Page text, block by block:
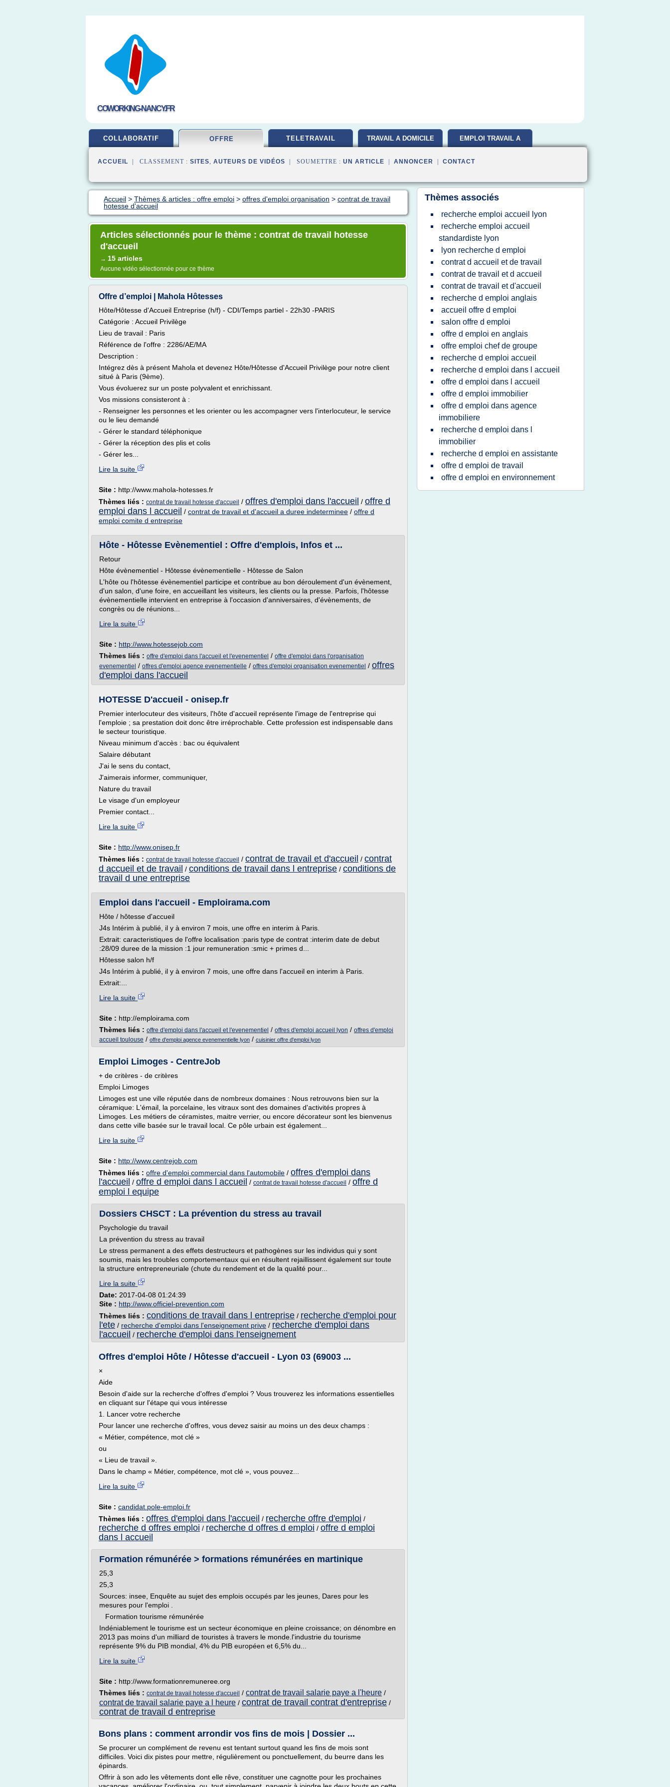
COWORKING-NANCY.FR
COLLABORATIF OFFRE TELETRAVAIL TRAVAIL A DOMICILE EMPLOI TRAVAIL A
ACCUEIL | CLASSEMENT : SITES, AUTEURS DE VIDÉOS | SOUMETTRE : UN ARTICLE ANNONCER CONTACT
Accueil > Thèmes & articles : offre emploi > offres d'emploi organisation > contrat de travail
hotesse d'accueil
Articles sélectionnés pour le thème : contrat de travail hotesse
d'accueil
→ 15 articles
Aucune vidéo sélectionnée pour ce thème
Offre d’emploi | Mahola Hôtesses
Hôte/Hôtesse d'Accueil Entreprise (h/f) - CDI/Temps partiel - 22h30 -PARIS
Catégorie : Accueil Privilège
Lieu de travail : Paris
Référence de l'offre : 2286/AE/MA
Description :
Intégrez dès à présent Mahola et devenez Hôte/Hôtesse d'Accueil Privilège pour notre client
situé à Paris (9ème).
Vous évoluerez sur un poste polyvalent et enrichissant.
Vos missions consisteront à :
- Renseigner les personnes et les orienter ou les accompagner vers l'interlocuteur, le service
ou le lieu demandé
- Gérer le standard téléphonique
- Gérer la réception des plis et colis
- Gérer les...
Lire la suite
Site : http://www.mahola-hotesses.fr
Thèmes liés : contrat de travail hotesse d'accueil / offres d'emploi dans l'accueil / offre d
emploi dans l accueil / contrat de travail et d'accueil a duree indeterminee / offre d
emploi comite d entreprise
Hôte - Hôtesse Evènementiel : Offre d'emplois, Infos et ...
Retour
Hôte évènementiel - Hôtesse évènementielle - Hôtesse de Salon
L'hôte ou l'hôtesse évènementiel participe et contribue au bon déroulement d'un évènement,
d'un salon, d'une foire, en accueillant les visiteurs, les clients ou la presse. Parfois, l'hôtesse
évènementielle intervient en entreprise à l'occasion d'anniversaires, d'évènements, de
congrès ou de réunions...
Lire la suite
Site : http://www.hotessejob.com
Thèmes liés : offre d'emploi dans l'accueil et l'evenementiel / offre d'emploi dans l'organisation
evenementiel / offres d'emploi agence evenementielle / offres d'emploi organisation evenementiel / offres
d'emploi dans l'accueil
HOTESSE D'accueil - onisep.fr
Premier interlocuteur des visiteurs, l'hôte d'accueil représente l'image de l'entreprise qui
l'emploie ; sa prestation doit donc être irréprochable. Cette profession est indispensable dans
le secteur touristique.
Niveau minimum d'accès : bac ou équivalent
Salaire débutant
J'ai le sens du contact,
J'aimerais informer, communiquer,
Nature du travail
Le visage d'un employeur
Premier contact...
Lire la suite
Site : http://www.onisep.fr
Thèmes liés : contrat de travail hotesse d'accueil / contrat de travail et d'accueil / contrat
d accueil et de travail / conditions de travail dans l entreprise / conditions de
travail d une entreprise
Emploi dans l'accueil - Emploirama.com
Hôte / hôtesse d'accueil
J4s Intérim à publié, il y à environ 7 mois, une offre en interim à Paris.
Extrait: caracteristiques de l'offre localisation :paris type de contrat :interim date de debut
:28/09 duree de la mission :1 jour remuneration :smic + primes d...
Hôtesse salon h/f
J4s Intérim à publié, il y à environ 7 mois, une offre dans l'accueil en interim à Paris.
Extrait:...
Lire la suite
Site : http://emploirama.com
Thèmes liés : offre d'emploi dans l'accueil et l'evenementiel / offres d'emploi accueil lyon / offres d'emploi
accueil toulouse / offre d'emploi agence evenementielle lyon / cuisinier offre d'emploi lyon
Emploi Limoges - CentreJob
+ de critères - de critères
Emploi Limoges
Limoges est une ville réputée dans de nombreux domaines : Nous retrouvons bien sur la
céramique: L'émail, la porcelaine, les vitraux sont des domaines d'activités propres à
Limoges. Les métiers de céramistes, maitre verrier, ou encore décorateur sont les bienvenus
dans cette ville basée sur le travail local. Ce pôle urbain est également...
Lire la suite
Site : http://www.centrejob.com
Thèmes liés : offre d'emploi commercial dans l'automobile / offres d'emploi dans
l'accueil / offre d emploi dans l accueil / contrat de travail hotesse d'accueil / offre d
emploi l equipe
Dossiers CHSCT : La prévention du stress au travail
Psychologie du travail
La prévention du stress au travail
Le stress permanent a des effets destructeurs et pathogènes sur les individus qui y sont
soumis, mais les troubles comportementaux qui en résultent rejaillissent également sur toute
la structure entrepreneuriale (chute du rendement et de la qualité pour...
Lire la suite
Date: 2017-04-08 01:24:39
Site : http://www.officiel-prevention.com
Thèmes liés : conditions de travail dans l entreprise / recherche d'emploi pour
l'ete / recherche d'emploi dans l'enseignement prive / recherche d'emploi dans
l'accueil / recherche d'emploi dans l'enseignement
Offres d'emploi Hôte / Hôtesse d'accueil - Lyon 03 (69003 ...
×
Aide
Besoin d'aide sur la recherche d'offres d'emploi ? Vous trouverez les informations essentielles
en cliquant sur l'étape qui vous intéresse
1. Lancer votre recherche
Pour lancer une recherche d'offres, vous devez saisir au moins un des deux champs :
« Métier, compétence, mot clé »
ou
« Lieu de travail ».
Dans le champ « Métier, compétence, mot clé », vous pouvez...
Lire la suite
Site : candidat.pole-emploi.fr
Thèmes liés : offres d'emploi dans l'accueil / recherche offre d'emploi /
recherche d offres emploi / recherche d offres d emploi / offre d emploi
dans l accueil
Formation rémunérée > formations rémunérées en martinique
25,3
25,3
Sources: insee, Enquête au sujet des emplois occupés par les jeunes, Dares pour les
mesures pour l'emploi .
Formation tourisme rémunérée
Indéniablement le tourisme est un secteur économique en pleine croissance; on dénombre en
2013 pas moins d'un milliard de touristes à travers le monde.l'industrie du tourisme
représente 9% du PIB mondial, 4% du PIB européen et 6,5% du...
Lire la suite
Site : http://www.formationremuneree.org
Thèmes liés : contrat de travail hotesse d'accueil / contrat de travail salarie paye a l'heure /
contrat de travail salarie paye a l heure / contrat de travail contrat d'entreprise /
contrat de travail d entreprise
Bons plans : comment arrondir vos fins de mois | Dossier ...
Se procurer un complément de revenu est tentant surtout quand les fins de mois sont
difficiles. Voici dix pistes pour mettre, régulièrement ou ponctuellement, du beurre dans les
épinards.
Offrir à son ado les vêtements dont elle rêve, constituer une cagnotte pour les prochaines
Thèmes associés
recherche emploi accueil lyon
recherche emploi accueil
standardiste lyon
lyon recherche d emploi
contrat d accueil et de travail
contrat de travail et d accueil
contrat de travail et d'accueil
recherche d emploi anglais
accueil offre d emploi
salon offre d emploi
offre d emploi en anglais
offre emploi chef de groupe
recherche d emploi accueil
recherche d emploi dans l accueil
offre d emploi dans l accueil
offre d emploi immobilier
offre d emploi dans agence
immobiliere
recherche d emploi dans l
immobilier
recherche d emploi en assistante
offre d emploi de travail
offre d emploi en environnement